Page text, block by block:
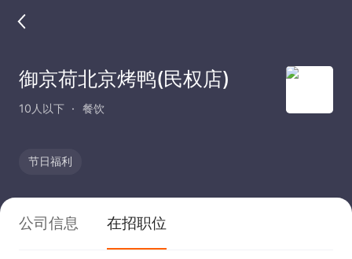
御京荷北京烤鸭(民权店)
10人以下 餐饮
节日福利
公司信息 在招职位